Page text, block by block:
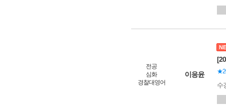
전공
심화
경찰대영어
이응윤
수